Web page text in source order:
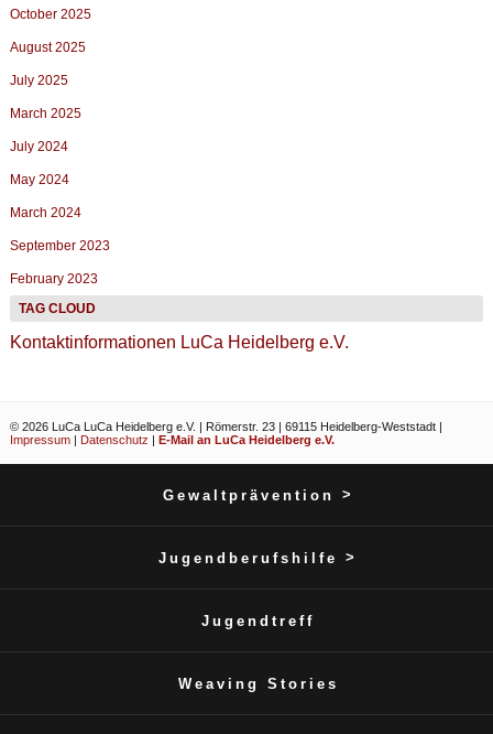
October 2025
August 2025
July 2025
March 2025
July 2024
May 2024
March 2024
September 2023
February 2023
Kontaktinformationen LuCa Heidelberg e.V.
© 2026 LuCa LuCa Heidelberg e.V. | Römerstr. 23 | 69115 Heidelberg-Weststadt |
Impressum| Datenschutz | E-Mail an LuCa Heidelberg e.V.
Gewaltprävention >
Jugendberufshilfe >
Jugendtreff
Weaving Stories